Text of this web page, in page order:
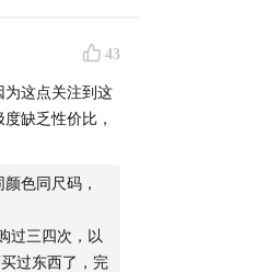
43
为这点关注到这
缺乏性价比，
色同尺码，
过三四次，以
过东西了，完